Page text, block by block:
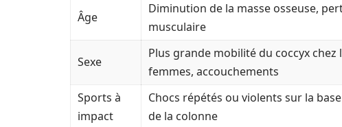
Âge
Diminution de la masse osseuse,
musculaire
Sexe
Plus grande mobilité du coccyx chez
femmes, accouchements
Sports à
impact
Chocs répétés ou violents sur la base
de la colonne